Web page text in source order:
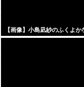
【画像】小島凪紗のふくよ